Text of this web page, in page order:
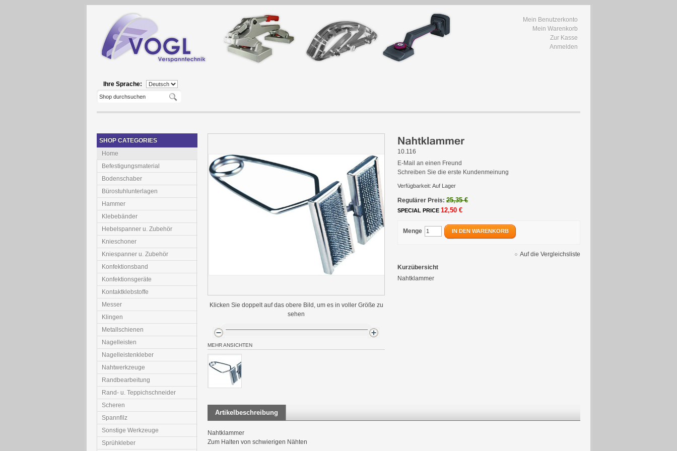
Mein Benutzerkonto
Mein Warenkorb
Zur Kasse
Anmelden
Ihre Sprache:
10.116
E-Mail an einen Freund
Schreiben Sie die erste Kundenmeinung
Verfügbarkeit: Auf Lager
Regulärer Preis: 25,35 €
SPECIAL PRICE 12,50 €
Menge IN DEN WARENKORB
Auf die Vergleichsliste
Kurzübersicht
Nahtklammer
Klicken Sie doppelt auf das obere Bild, um es in voller Größe zu
sehen
MEHR ANSICHTEN
Artikelbeschreibung
Nahtklammer
Zum Halten von schwierigen Nähten
SHOP CATEGORIES
Home
Befestigungsmaterial
Bodenschaber
Bürostuhlunterlagen
Hammer
Klebebänder
Hebelspanner u. Zubehör
Knieschoner
Kniespanner u. Zubehör
Konfektionsband
Konfektionsgeräte
Kontaktklebstoffe
Messer
Klingen
Metallschienen
Nagelleisten
Nagelleistenkleber
Nahtwerkzeuge
Randbearbeitung
Rand- u. Teppichschneider
Scheren
Spannfilz
Sonstige Werkzeuge
Sprühkleber